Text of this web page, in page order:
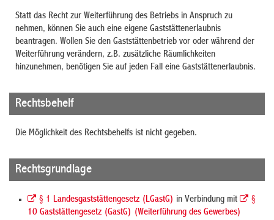
Statt das Recht zur Weiterführung des Betriebs in Anspruch zu
nehmen, können Sie auch eine eigene Gaststättenerlaubnis
beantragen. Wollen Sie den Gaststättenbetrieb vor oder während der
Weiterführung verändern, z.B. zusätzliche Räumlichkeiten
hinzunehmen, benötigen Sie auf jeden Fall eine Gaststättenerlaubnis.
Rechtsbehelf
Die Möglichkeit des Rechtsbehelfs ist nicht gegeben.
Rechtsgrundlage
§ 1 Landesgaststättengesetz (LGastG) in Verbindung mit
§
10 Gaststättengesetz (GastG) (Weiterführung des Gewerbes)